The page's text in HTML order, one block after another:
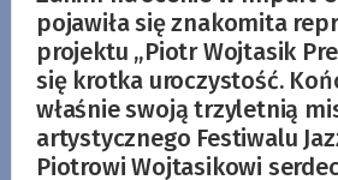
pojawiła się znakomita
projektu „Piotr Wojtasik
się krotka uroczystość.
właśnie swoją trzyletnią
artystycznego Festiwalu
Piotrowi Wojtasikowi